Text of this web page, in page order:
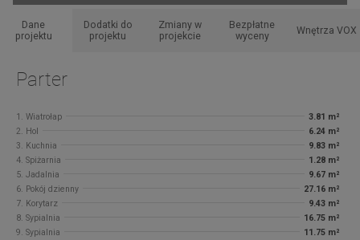
Dane
projektu
Dodatki do
projektu
Zmiany w
projekcie
Bezpłatne
wyceny
Wnętrza VOX
Parter
1. Wiatrołap
3.81 m²
2. Hol
6.24 m²
3. Kuchnia
9.83 m²
4. Spiżarnia
1.28 m²
5. Jadalnia
9.67 m²
6. Pokój dzienny
27.16 m²
7. Korytarz
9.43 m²
8. Sypialnia
16.75 m²
9. Sypialnia
11.75 m²